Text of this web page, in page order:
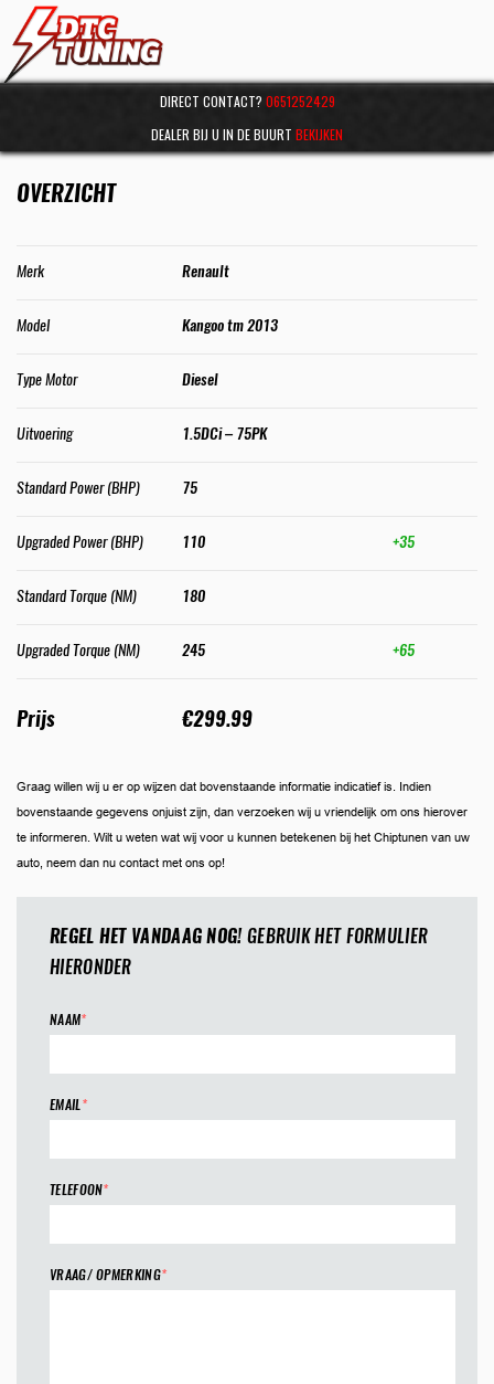
DIRECT CONTACT? 0651252429
DEALER BIJ U IN DE BUURT BEKIJKEN
OVERZICHT
Merk Renault
Model Kangoo tm 2013
Type Motor Diesel
Uitvoering 1.5DCi – 75PK
Standard Power (BHP) 75
Upgraded Power (BHP) 110 +35
Standard Torque (NM) 180
Upgraded Torque (NM) 245 +65
Prijs €299.99
Graag willen wij u er op wijzen dat bovenstaande informatie indicatief is. Indien
bovenstaande gegevens onjuist zijn, dan verzoeken wij u vriendelijk om ons hierover
te informeren. Wilt u weten wat wij voor u kunnen betekenen bij het Chiptunen van uw
auto, neem dan nu contact met ons op!
REGEL HET VANDAAG NOG!GEBRUIK HET FORMULIER
HIERONDER
NAAM*
EMAIL*
TELEFOON*
VRAAG/ OPMERKING*